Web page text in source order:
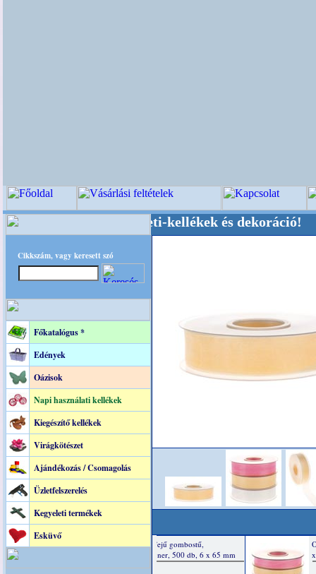
Cikkszám, vagy keresett szó
Főkatalógus *
Edények
Oázisok
Napi használati kellékek
Kiegészítő kellékek
Virágkötészet
Ajándékozás / Csomagolás
Üzletfelszerelés
Kegyeleti termékek
Esküvő
, Kegyeleti-kellékek és dekoráció!